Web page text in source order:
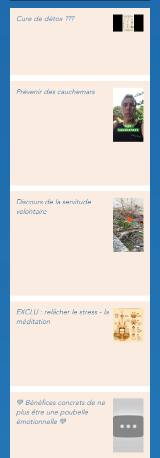
Cure de détox ???
Prévenir des cauchemars
Discours de la servitude
volontaire
EXCLU : relâcher le stress - la
méditation
💚 Bénéfices concrets de ne
plus être une poubelle
émotionnelle 💚